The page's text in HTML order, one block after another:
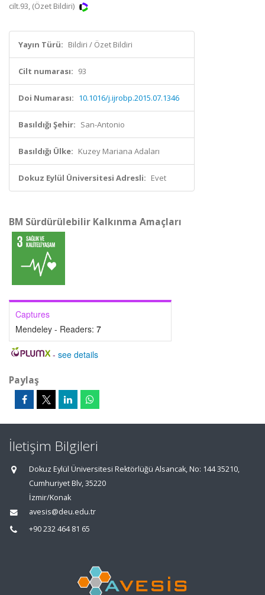
cilt.93, (Özet Bildiri)
Yayın Türü: Bildiri / Özet Bildiri
Cilt numarası: 93
Doi Numarası: 10.1016/j.ijrobp.2015.07.1346
Basıldığı Şehir: San-Antonio
Basıldığı Ülke: Kuzey Mariana Adaları
Dokuz Eylül Üniversitesi Adresli: Evet
BM Sürdürülebilir Kalkınma Amaçları
Captures
Mendeley - Readers: 7
- see details
Paylaş
İletişim Bilgileri
Dokuz Eylül Üniversitesi Rektörlüğü Alsancak, No: 144 35210,
Cumhuriyet Blv, 35220
İzmir/Konak
avesis@deu.edu.tr
+90 232 464 81 65